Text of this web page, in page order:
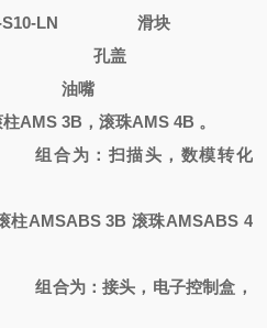
LN
滑块
孔盖
油嘴
柱AMS 3B，滚珠AMS 4B 。
组合为：扫描头，数模转化
柱AMSABS 3B 滚珠AMSABS 4
组合为：接头，电子控制盒，